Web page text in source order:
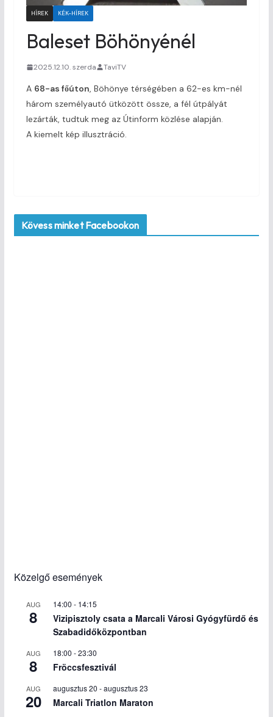
HÍREK KÉK-HÍREK
Baleset Böhönyénél
2025.12.10. szerda TaviTV
A 68-as főúton, Böhönye térségében a 62-es km-nél
három személyautó ütközött össze, a fél útpályát
lezárták, tudtuk meg az Útinform közlése alapján.
A kiemelt kép illusztráció.
Kövess minket Facebookon
Közelgő események
AUG
8
14:00 - 14:15
Vizipisztoly csata a Marcali Városi Gyógyfürdő és
Szabadidőközpontban
AUG
8
18:00 -23:30
Fröccsfesztivál
AUG
20
augusztus 20 -augusztus 23
Marcali Triatlon Maraton